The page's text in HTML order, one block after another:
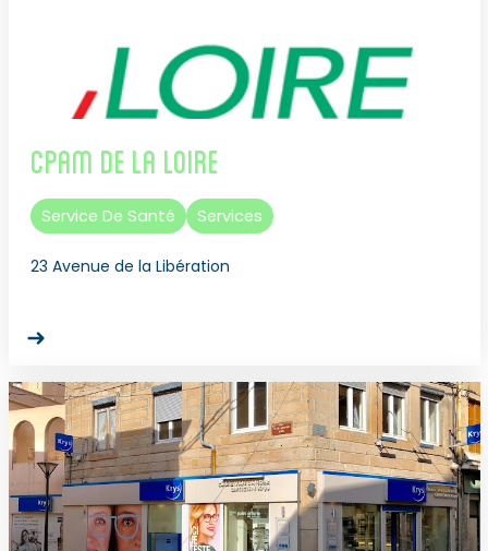
CPAM de la Loire
Service De Santé Services
23 Avenue de la Libération